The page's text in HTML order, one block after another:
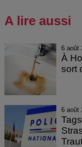
A lire aussi
6 août
À
sort
6 août